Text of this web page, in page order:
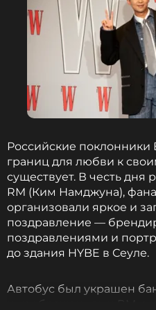
На входе в здание, где
тепло поприветствовал
собравшихся у зала,
благодарности.
поделилась кадрами с
подписав видео
вернулся. Коллекция
Напомним, что все
военную службу, и
полноценному камбэку
года. А пока Чонгук
статус мировой иконы
Российские поклонники
границ для любви к
существует. В честь
RM (Ким Намджуна),
организовали яркое и
поздравление —
поздравлениями и
до здания HYBE в Сеуле.
Автобус был украшен
и изображениями RM, а